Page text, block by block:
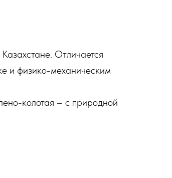
Отличается
и физико-механическим
колотая – с природной